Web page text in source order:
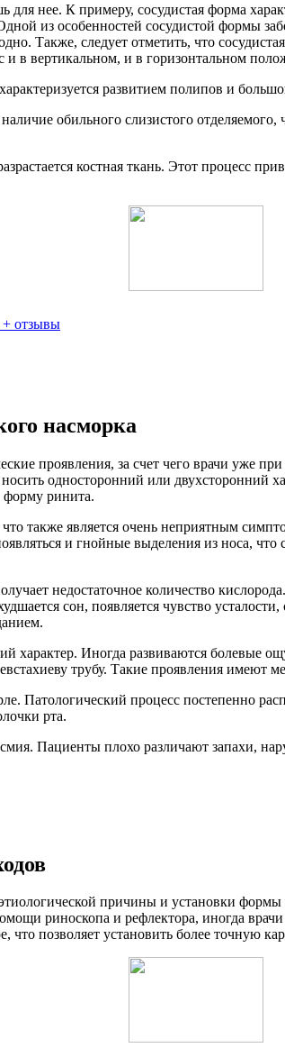
нее. К примеру, сосудистая форма
из особенностей сосудистой формы
Также, следует отметить, что
в вертикальном, и в горизонтальном
развитием полипов и
обильного слизистого
костная ткань. Этот процесс
+ отзывы
насморка
проявления, за счет чего врачи уже
односторонний или двухсторонний
форму ринита.
также является очень неприятным
и гнойные выделения из носа, что
недостаточное количество
сон, появляется чувство
характер. Иногда развиваются болевые
трубу. Такие проявления имеют
Патологический процесс постепенно
рта.
Пациенты плохо различают запахи,
причины и установки
риноскопа и рефлектора, иногда
позволяет установить более точную